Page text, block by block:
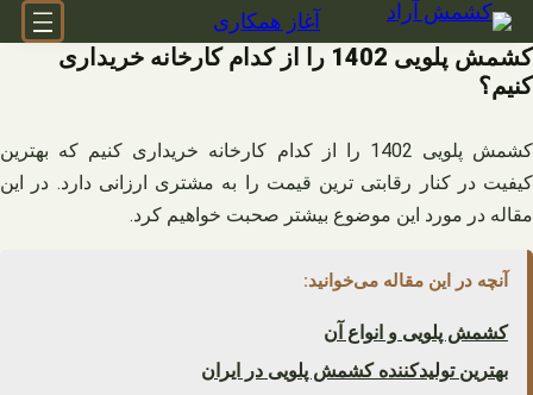
رفتن
به
محتوا
آغاز همکاری
کشمش پلویی 1402 را از کدام کارخانه خریداری
کنیم؟
کشمش پلویی 1402 را از کدام کارخانه خریداری کنیم که بهترین
کیفیت در کنار رقابتی‌ ترین قیمت را به مشتری ارزانی دارد. در این
مقاله در مورد این موضوع بیشتر صحبت خواهیم کرد.
آنچه در این مقاله می‌خوانید:
کشمش پلویی و انواع آن
بهترین تولیدکننده کشمش پلویی در ایران